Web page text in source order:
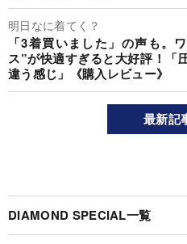
明日なに着てく？
「3着買いました」の声も。
ス”が快適すぎると大好評！「
違う感じ」《購入レビュー》
最新記
DIAMOND SPECIAL一覧